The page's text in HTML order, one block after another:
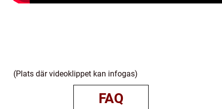
(Plats där videoklippet kan infogas)
FAQ